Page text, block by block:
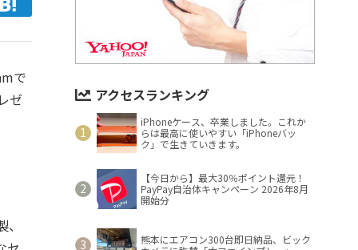
で
ゼ
アクセスランキング
iPhoneケース、卒業しました。これか
らは最高に使いやすい「iPhoneバッ
ク」で生きていきます。
【今日から】最大30％ポイント還元！
PayPay自治体キャンペーン 2026年8月
開始分
熊本にエアコン300台即日納品、ビック